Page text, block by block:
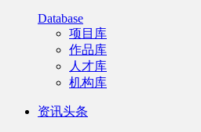
Database
项目库
作品库
人才库
机构库
资讯头条